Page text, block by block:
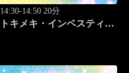
14:30-14:50 20分
トキメキ・インベスティン